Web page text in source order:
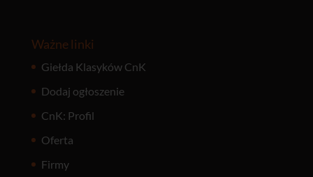
Ważne linki
Giełda Klasyków CnK
Dodaj ogłoszenie
CnK: Profil
Oferta
Firmy